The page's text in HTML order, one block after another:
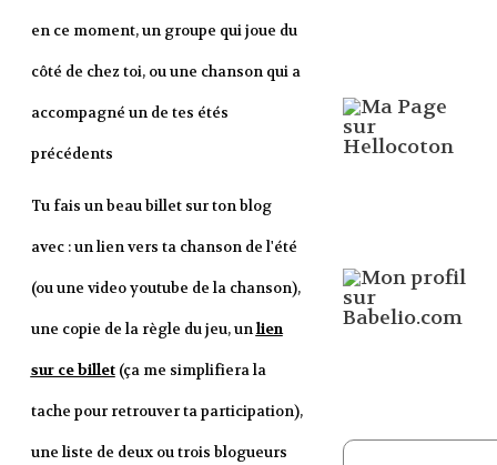
en ce moment, un groupe qui joue du
côté de chez toi, ou une chanson qui a
accompagné un de tes étés
précédents
Tu fais un beau billet sur ton blog
avec : un lien vers ta chanson de l'été
(ou une video youtube de la chanson),
une copie de la règle du jeu, unlien
sur ce billet(ça me simplifiera la
tache pour retrouver ta participation),
une liste de deux ou trois blogueurs